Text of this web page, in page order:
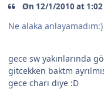
On 12/1/2010 at
Ne alaka anlayamadım:)
gece sw yakınlarında
gitcekken baktm
gece charı diye :D